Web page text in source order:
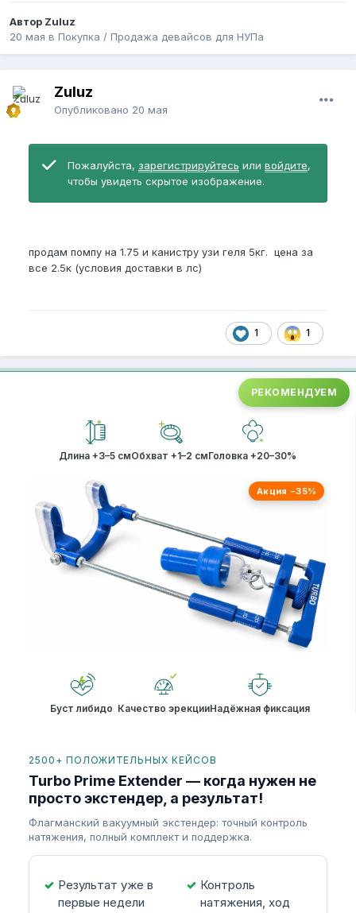
Автор Zuluz
20 мая в Покупка / Продажа девайсов для НУПа
Zuluz
Опубликовано 20 мая
Пожалуйста, зарегистрируйтесь или войдите,
чтобы увидеть скрытое изображение.
продам помпу на 1.75 и канистру узи геля 5кг. цена за
все 2.5к (условия доставки в лс)
1 1
РЕКОМЕНДУЕМ
Длина +3–5 смОбхват +1–2 смГоловка +20–30%
Акция −35%
Буст либидо Качество эрекцииНадёжная фиксация
2500+ ПОЛОЖИТЕЛЬНЫХ КЕЙСОВ
Turbo Prime Extender — когда нужен не
просто экстендер, а результат!
Флагманский вакуумный экстендер: точный контроль
натяжения, полный комплект и поддержка.
Результат уже в
первые недели
Контроль
натяжения, ход